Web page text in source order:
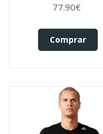
77.90€
Comprar